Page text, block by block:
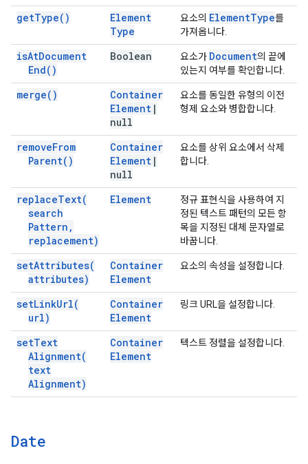
getType( )
Element
Type
요소의 ElementType를
가져옵니다.
isAtDocument
End( )
Boolean 요소가 Document의 끝에
있는지 여부를 확인합니다.
merge( )
Container
Element |
null
요소를 동일한 유형의 이전
형제 요소와 병합합니다.
removeFrom
Parent( )
Container
Element |
null
요소를 상위 요소에서 삭제
합니다.
replaceText(
search
Pattern ,
replacement)
Element
정규 표현식을 사용하여 지
정된 텍스트 패턴의 모든 항
목을 지정된 대체 문자열로
바꿉니다.
setAttributes(
attributes)
Container
Element
요소의 속성을 설정합니다.
setLinkUrl(
url)
Container
Element
링크 URL을 설정합니다.
setText
Alignment(
text
Alignment)
Container
Element
텍스트 정렬을 설정합니다.
Date